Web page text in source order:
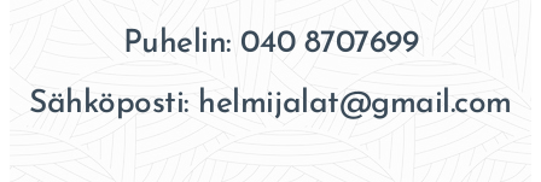
Puhelin: 040 8707699
Sähköposti: helmijalat@gmail.com